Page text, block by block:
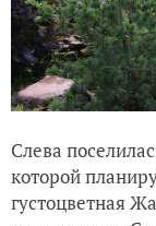
Слева
которой
густоцветная